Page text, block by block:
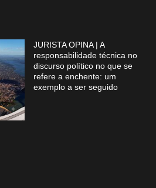
JURISTA OPINA | A
responsabilidade técnica no
discurso político no que se
refere a enchente: um
exemplo a ser seguido